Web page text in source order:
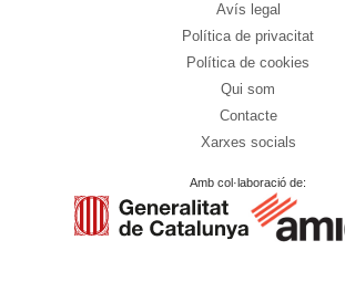
Avís legal
Política de privacitat
Política de cookies
Qui som
Contacte
Xarxes socials
Amb col·laboració de: